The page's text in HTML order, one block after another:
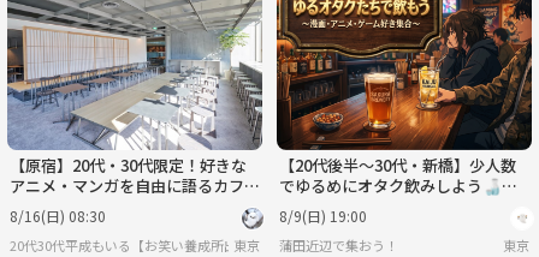
【原宿】20代・30代限定！好きな
アニメ・マンガを自由に語るカフェ
ミーティング🎨席替えタイムあり
8/16(日) 08:30
20代30代平成もいる【お笑い養成所出身】参加しやすさ重視&しゃべりたい😊⭐️行き
東京
【20代後半〜30代・新橋】少人数
でゆるめにオタク飲みしよう🍶
【8/9(日)19:00〜21:00】
8/9(日) 19:00
蒲田近辺で集おう！ 東京